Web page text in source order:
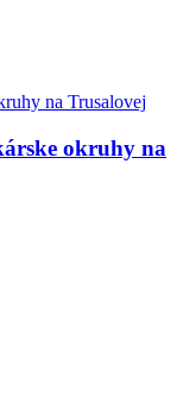
okruhy na